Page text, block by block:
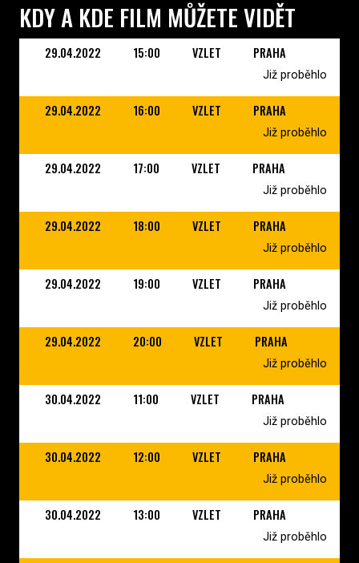
KDY A KDE FILM MŮŽETE VIDĚT
29.04.2022 15:00 VZLET PRAHA
Již proběhlo
29.04.2022 16:00 VZLET PRAHA
Již proběhlo
29.04.2022 17:00 VZLET PRAHA
Již proběhlo
29.04.2022 18:00 VZLET PRAHA
Již proběhlo
29.04.2022 19:00 VZLET PRAHA
Již proběhlo
29.04.2022 20:00 VZLET PRAHA
Již proběhlo
30.04.2022 11:00 VZLET PRAHA
Již proběhlo
30.04.2022 12:00 VZLET PRAHA
Již proběhlo
30.04.2022 13:00 VZLET PRAHA
Již proběhlo